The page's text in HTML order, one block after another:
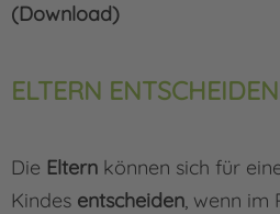
(Download)
ELTERN ENTSCHEIDEN
Die Eltern können sich für
Kindes entscheiden, wenn im